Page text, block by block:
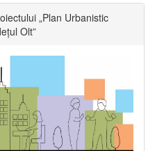
„Plan Urbanistic
Olt”